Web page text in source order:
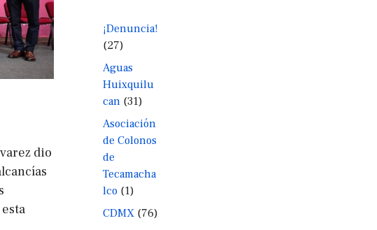
dio
¡Denuncia!
(27)
Aguas
Huixquilu
can (31)
Asociación
de Colonos
de
Tecamacha
lco (1)
CDMX (76)